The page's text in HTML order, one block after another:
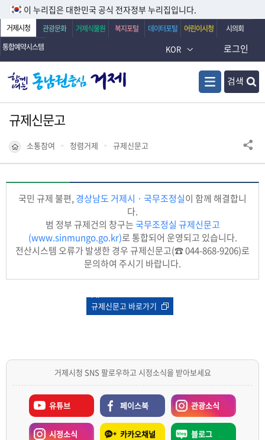
이 누리집은 대한민국 공식 전자정부 누리집입니다.
거제시청 관광문화 거제식물원 복지포털 데이터포털 어린이시청
시의회
통합예약시스템
KOR
검색
로그인
규제신문고
소통참여 청렴거제 규제신문고
국민 규제 불편, 경상남도 거제시 · 국무조정실이 함께 해결합니
다.
범 정부 규제건의 창구는국무조정실 규제신문고
(www.sinmungo.go.kr)로 통합되어 운영되고 있습니다.
전산시스템 오류가 발생한 경우 규제신문고(☎ 044-868-9206)로
문의하여 주시기 바랍니다.
규제신문고 바로가기
거제시청 SNS 팔로우하고 시정소식을 받아보세요
유튜브 페이스북 관광소식
시정소식 카카오채널 블로그